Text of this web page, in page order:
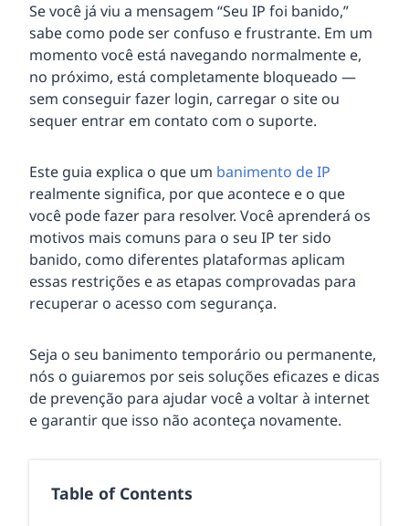
Se você já viu a mensagem “Seu IP foi banido,”
sabe como pode ser confuso e frustrante. Em um
momento você está navegando normalmente e,
no próximo, está completamente bloqueado —
sem conseguir fazer login, carregar o site ou
sequer entrar em contato com o suporte.
Este guia explica o que um banimento de IP
realmente significa, por que acontece e o que
você pode fazer para resolver. Você aprenderá os
motivos mais comuns para o seu IP ter sido
banido, como diferentes plataformas aplicam
essas restrições e as etapas comprovadas para
recuperar o acesso com segurança.
Seja o seu banimento temporário ou permanente,
nós o guiaremos por seis soluções eficazes e dicas
de prevenção para ajudar você a voltar à internet
e garantir que isso não aconteça novamente.
Table of Contents